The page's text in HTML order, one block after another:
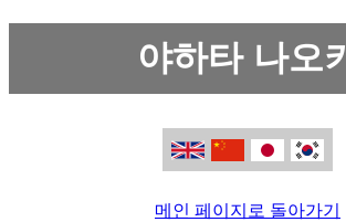
야하타 나오키
메인 페이지로 돌아가기